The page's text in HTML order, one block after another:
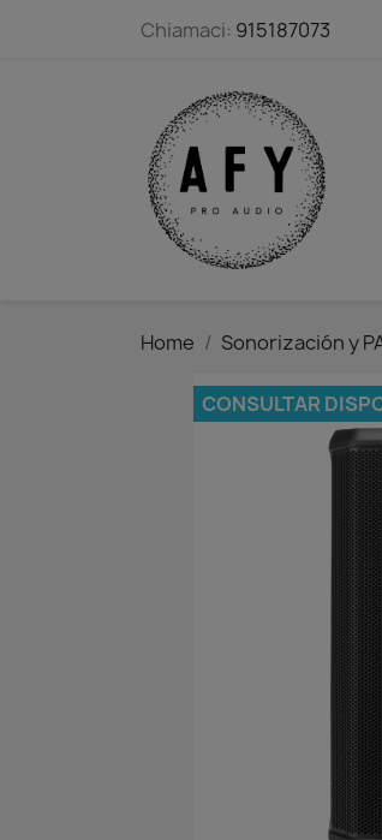
Chiamaci: 915187073
Home Sonorización y
CONSULTAR